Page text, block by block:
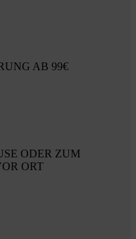
AB 99€
ODER ZUM
ORT